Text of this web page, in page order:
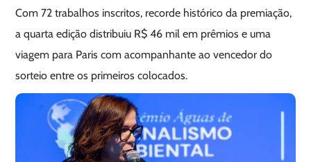
Com 72 trabalhos inscritos, recorde histórico da premiação,
a quarta edição distribuiu R$ 46 mil em prêmios e uma
viagem para Paris com acompanhante ao vencedor do
sorteio entre os primeiros colocados.